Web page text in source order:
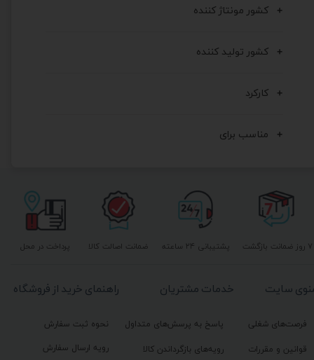
کشور مونتاژ کننده
کشور تولید کننده
کارکرد
مناسب برای
پشتیبانی ۲۴ ساعته پرداخت در محل ۷ روز ضمانت بازگشت ضمانت اصالت کالا
راهنمای خرید از فروشگاه
نحوه ثبت سفارش
رویه ارسال سفارش
خدمات مشتریان
پاسخ به پرسش‌های متداول
رویه‌های بازگرداندن کالا
سایت
فرصت‌های شغلی
قوانین و مقررات